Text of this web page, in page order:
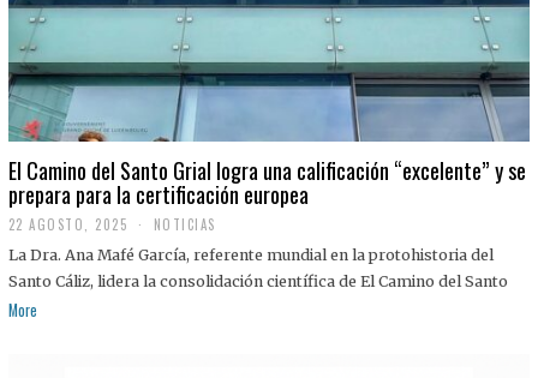
El Camino del Santo Grial logra una calificación “excelente” y se
prepara para la certificación europea
22 AGOSTO, 2025
2
A
G
NOTICIAS
La Dra. Ana Mafé García, referente mundial en la protohistoria del
Santo Cáliz, lidera la consolidación científica de El Camino del Santo
More